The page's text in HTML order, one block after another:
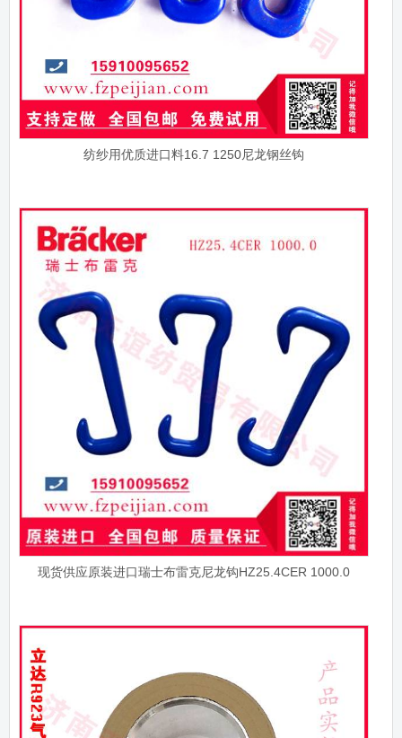
纺纱用优质进口料16.7 1250尼龙钢丝钩
现货供应原装进口瑞士布雷克尼龙钩HZ25.4CER 1000.0